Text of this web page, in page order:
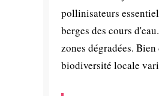
pollinisateurs
berges des cours
zones dégradées.
biodiversité locale